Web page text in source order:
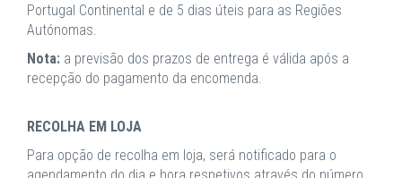
Portugal Continental e de 5 dias úteis para as Regiões
Autónomas.
Nota: a previsão dos prazos de entrega é válida após a
recepção do pagamento da encomenda.
RECOLHA EM LOJA
Para opção de recolha em loja, será notificado para o